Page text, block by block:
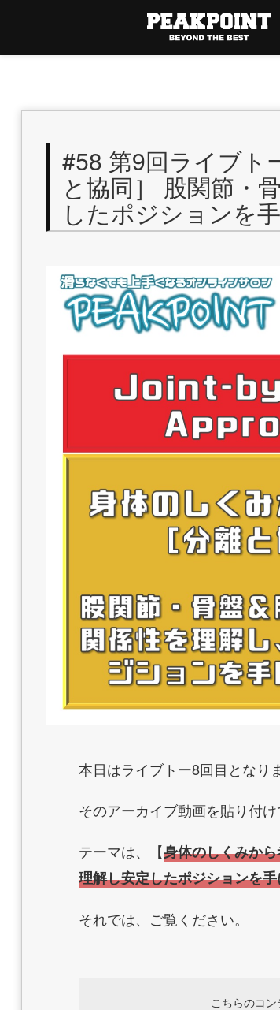
#58 第9回ライブト
と協同］ 股関節・
したポジションを
本日はライブトー8回目となりま
そのアーカイブ動画を貼り付け
テーマは、【身体のしくみか
理解し安定したポジションを
それでは、ご覧ください。
こちらのコ